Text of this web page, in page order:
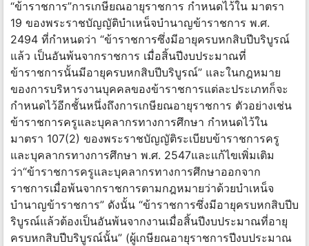
“ข้าราชการ”การเกษียณอายุราชการ กำหนดไว้ใน มาตรา
19 ของพระราชบัญญัติบำเหน็จบำนาญข้าราชการ พ.ศ.
2494 ที่กำหนดว่า “ข้าราชการซึ่งมีอายุครบหกสิบปีบริบูรณ์
แล้ว เป็นอันพ้นจากราชการ เมื่อสิ้นปีงบประมาณที่
ข้าราชการนั้นมีอายุครบหกสิบปีบริบูรณ์” และในกฎหมาย
ของการบริหารงานบุคคลของข้าราชการแต่ละประเภทก็จะ
กำหนดไว้อีกชั้นหนึ่งถึงการเกษียณอายุราชการ ตัวอย่างเช่น
ข้าราชการครูและบุคลากรทางการศึกษา กำหนดไว้ใน
มาตรา 107(2) ของพระราชบัญญัติระเบียบข้าราชการครู
และบุคลากรทางการศึกษา พ.ศ. 2547และแก้ไขเพิ่มเติม
ว่า“ข้าราชการครูและบุคลากรทางการศึกษาออกจาก
ราชการเมื่อพ้นจากราชการตามกฎหมายว่าด้วยบำเหน็จ
บำนาญข้าราชการ” ดังนั้น “ข้าราชการซึ่งมีอายุครบหกสิบปีบ
ริบูรณ์แล้วต้องเป็นอันพ้นจากงานเมื่อสิ้นปีงบประมาณที่อายุ
ครบหกสิบปีบริบูรณ์นั้น” (ผู้เกษียณอายุราชการปีงบประมาณ